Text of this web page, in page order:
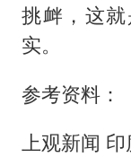
挑衅，这
实。
参考资料：
上观新闻